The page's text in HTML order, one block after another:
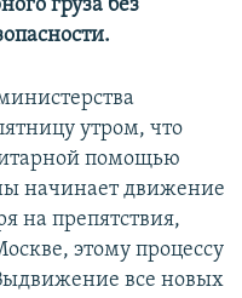
груза без
утром, что
помощью
начинает движение
на препятствия,
этому процессу
все новых